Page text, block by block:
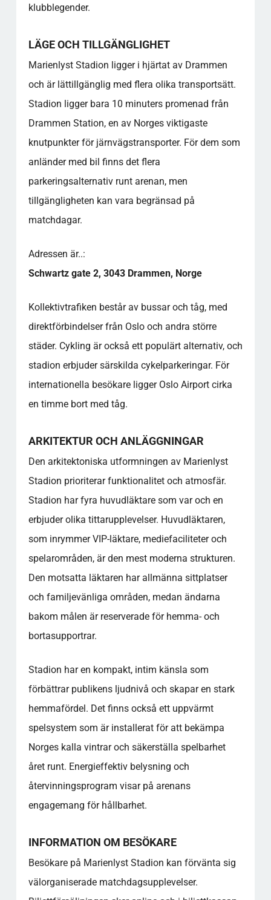
klubblegender.
LÄGE OCH TILLGÄNGLIGHET
Marienlyst Stadion ligger i hjärtat av Drammen
och är lättillgänglig med flera olika transportsätt.
Stadion ligger bara 10 minuters promenad från
Drammen Station, en av Norges viktigaste
knutpunkter för järnvägstransporter. För dem som
anländer med bil finns det flera
parkeringsalternativ runt arenan, men
tillgängligheten kan vara begränsad på
matchdagar.
Adressen är..:
Schwartz gate 2, 3043 Drammen, Norge
Kollektivtrafiken består av bussar och tåg, med
direktförbindelser från Oslo och andra större
städer. Cykling är också ett populärt alternativ, och
stadion erbjuder särskilda cykelparkeringar. För
internationella besökare ligger Oslo Airport cirka
en timme bort med tåg.
ARKITEKTUR OCH ANLÄGGNINGAR
Den arkitektoniska utformningen av Marienlyst
Stadion prioriterar funktionalitet och atmosfär.
Stadion har fyra huvudläktare som var och en
erbjuder olika tittarupplevelser. Huvudläktaren,
som inrymmer VIP-läktare, mediefaciliteter och
spelarområden, är den mest moderna strukturen.
Den motsatta läktaren har allmänna sittplatser
och familjevänliga områden, medan ändarna
bakom målen är reserverade för hemma- och
bortasupportrar.
Stadion har en kompakt, intim känsla som
förbättrar publikens ljudnivå och skapar en stark
hemmafördel. Det finns också ett uppvärmt
spelsystem som är installerat för att bekämpa
Norges kalla vintrar och säkerställa spelbarhet
året runt. Energieffektiv belysning och
återvinningsprogram visar på arenans
engagemang för hållbarhet.
INFORMATION OM BESÖKARE
Besökare på Marienlyst Stadion kan förvänta sig
välorganiserade matchdagsupplevelser.